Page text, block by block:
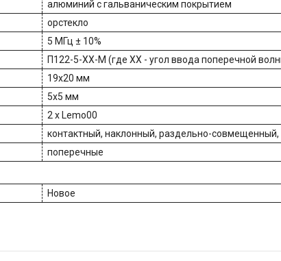
алюминий с гальваническим покрытием
орстекло
5 МГц ± 10%
П122-5-ХХ-M (где XX - угол ввода поперечной
19х20 мм
5х5 мм
2 х Lemo00
контактный, наклонный, раздельно-
поперечные
Новое